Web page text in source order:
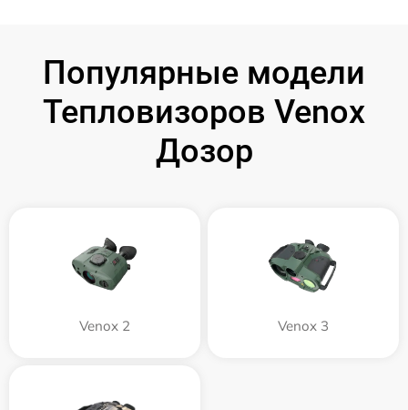
Популярные модели
Тепловизоров Venox
Дозор
Venox 2 Venox 3